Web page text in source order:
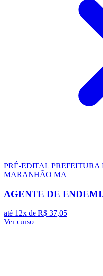
PRÉ-EDITAL
MARANHÃO MA
AGENTE DE
até 12x de R$ 37,05
Ver curso